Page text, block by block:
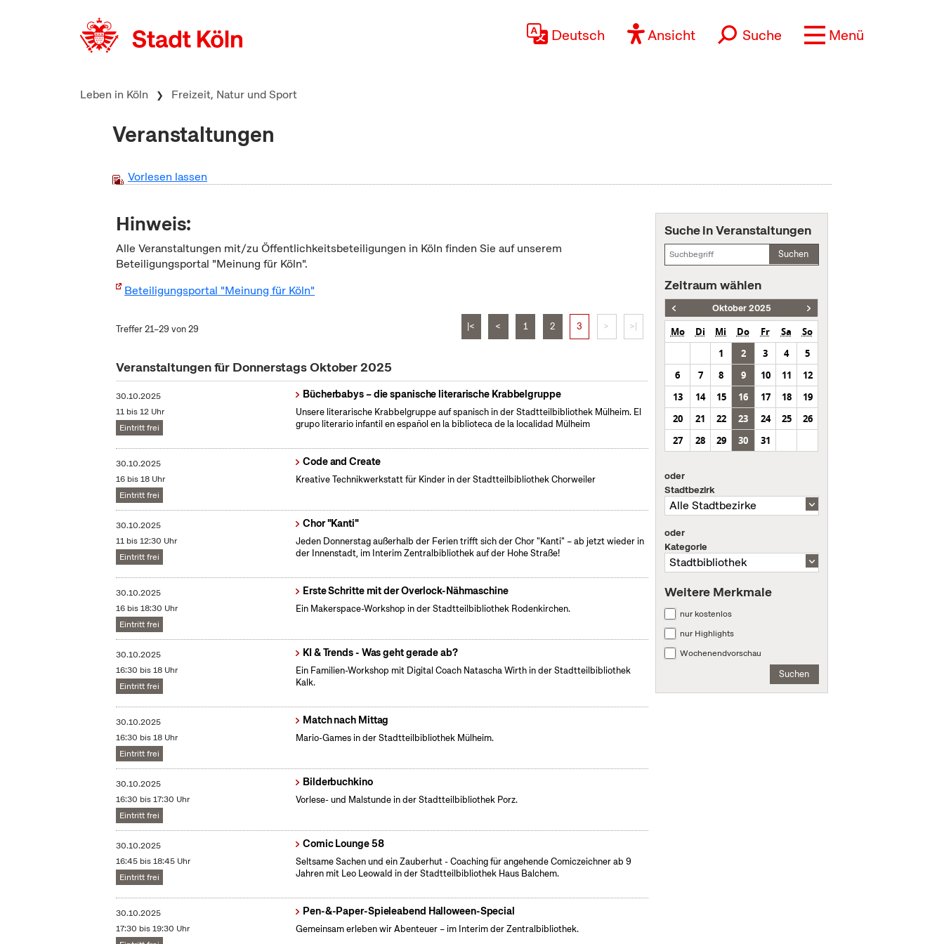
Deutsch Ansicht Suche Menü
Leben in Köln Freizeit, Natur und Sport
Veranstaltungen
Vorlesen lassen
Hinweis:
Alle Veranstaltungen mit/zu Öffentlichkeitsbeteiligungen in Köln finden Sie auf unserem
Beteiligungsportal "Meinung für Köln".
Beteiligungsportal "Meinung für Köln"
Treffer 21–29 von 29 |< < 1 2 3 > >|
Veranstaltungen für Donnerstags Oktober 2025
30.10.2025
11 bis 12 Uhr
Eintritt frei
Bücherbabys – die spanische literarische Krabbelgruppe
Unsere literarische Krabbelgruppe auf spanisch in der Stadtteilbibliothek Mülheim. El
grupo literario infantil en español en la biblioteca de la localidad Mülheim
30.10.2025
16 bis 18 Uhr
Eintritt frei
Code and Create
Kreative Technikwerkstatt für Kinder in der Stadtteilbibliothek Chorweiler
30.10.2025
11 bis 12:30 Uhr
Eintritt frei
Chor "Kanti"
Jeden Donnerstag außerhalb der Ferien trifft sich der Chor "Kanti" – ab jetzt wieder in
der Innenstadt, im Interim Zentralbibliothek auf der Hohe Straße!
30.10.2025
16 bis 18:30 Uhr
Eintritt frei
Erste Schritte mit der Overlock-Nähmaschine
Ein Makerspace-Workshop in der Stadtteilbibliothek Rodenkirchen.
30.10.2025
16:30 bis 18 Uhr
Eintritt frei
KI & Trends - Was geht gerade ab?
Ein Familien-Workshop mit Digital Coach Natascha Wirth in der Stadtteilbibliothek
Kalk.
30.10.2025
16:30 bis 18 Uhr
Eintritt frei
Match nach Mittag
Mario-Games in der Stadtteilbibliothek Mülheim.
30.10.2025
16:30 bis 17:30 Uhr
Eintritt frei
Bilderbuchkino
Vorlese- und Malstunde in der Stadtteilbibliothek Porz.
30.10.2025
16:45 bis 18:45 Uhr
Eintritt frei
Comic Lounge 58
Seltsame Sachen und ein Zauberhut - Coaching für angehende Comiczeichner ab 9
Jahren mit Leo Leowald in der Stadtteilbibliothek Haus Balchem.
30.10.2025
17:30 bis 19:30 Uhr
Pen-&-Paper-Spieleabend Halloween-Special
Gemeinsam erleben wir Abenteuer – im Interim der Zentralbibliothek.
Suche in Veranstaltungen
Suchen
Zeitraum wählen
Oktober 2025
Mo Di Mi Do Fr Sa
So
1
2 3 4
5
6
7 8 9 10 11
12
13
14 15 16 17 18
19
20
21 22 23 24 25
26
27
28 29 30 31
oder
Stadtbezirk
oder
Kategorie
Weitere Merkmale
nur kostenlos
nur Highlights
Wochenendvorschau
Suchen